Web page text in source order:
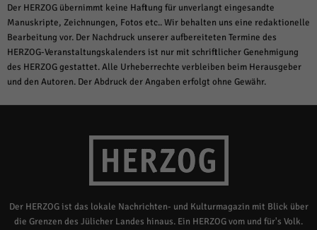
Der HERZOG übernimmt keine Haftung für unverlangt eingesandte
Manuskripte, Zeichnungen, Fotos etc.. Wir behalten uns eine redaktionelle
Bearbeitung vor. Der Nachdruck unserer aufbereiteten Termine des
HERZOG-Veranstaltungskalenders ist nur mit schriftlicher Genehmigung
des HERZOG gestattet. Alle Urheberrechte verbleiben beim Herausgeber
und den Autoren. Der Abdruck der Angaben erfolgt ohne Gewähr.
Der HERZOG ist das lokale Nachrichten- und Kulturmagazin mit Blick über
die Grenzen des Jülicher Landes hinaus. Ein HERZOG vom und für's Volk.